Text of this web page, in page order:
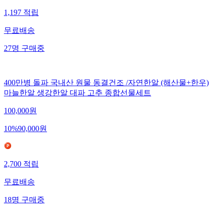
1,197 적립
무료배송
27명 구매중
400만병 돌파 국내산 원물 동결건조 /자연한알 (해산물+한우)
마늘한알 생강한알 대파 고추 종합선물세트
100,000원
10%90,000원
2,700 적립
무료배송
18명 구매중